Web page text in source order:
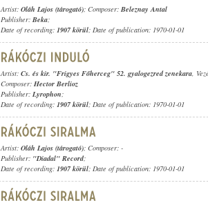
Artist: Oláh Lajos (tárogató); Composer: Beleznay Antal
Publisher: Beka;
Date of recording: 1907 körül; Date of publication: 1970-01-01
Artist: Cs. és kir. "Frigyes Főherceg" 52. gyalogezred zenekara,
Composer: Hector Berlioz
Publisher: Lyrophon;
Date of recording: 1907 körül; Date of publication: 1970-01-01
Artist: Oláh Lajos (tárogató); Composer: -
Publisher: "Diadal" Record;
Date of recording: 1907 körül; Date of publication: 1970-01-01